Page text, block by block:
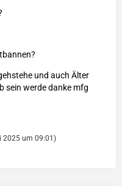
und auch Älter
sein werde danke mfg
2025 um 09:01)